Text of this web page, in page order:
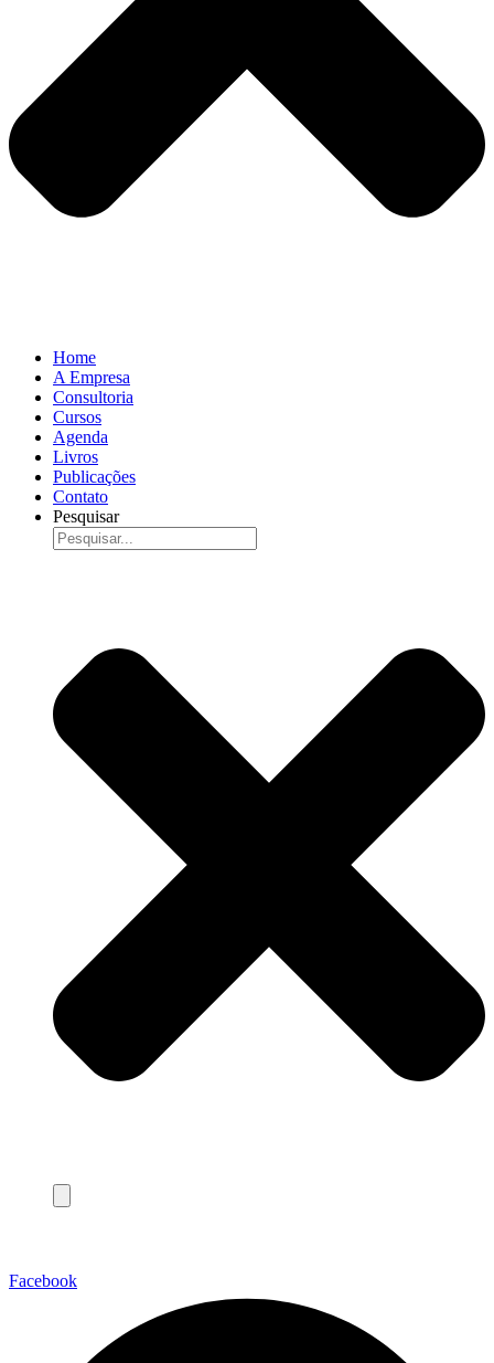
Home
A Empresa
Consultoria
Cursos
Agenda
Livros
Publicações
Contato
Pesquisar
Facebook